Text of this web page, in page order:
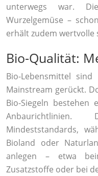
unterwegs war.
Wurzelgemüse –
erhält zudem wertvolle
Bio-Qualität:
Bio-Lebensmittel
Mainstream gerückt.
Bio-Siegeln bestehen
Anbaurichtlinien.
Mindeststandards,
Bioland oder
anlegen – etwa
Zusatzstoffe oder bei